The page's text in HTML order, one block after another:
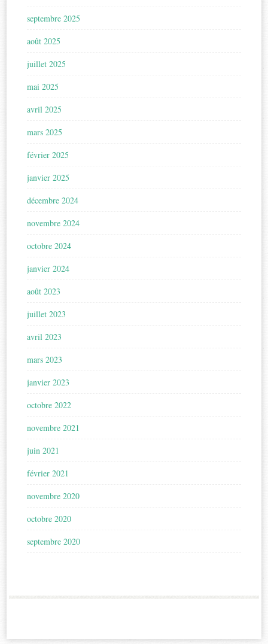
septembre 2025
août 2025
juillet 2025
mai 2025
avril 2025
mars 2025
février 2025
janvier 2025
décembre 2024
novembre 2024
octobre 2024
janvier 2024
août 2023
juillet 2023
avril 2023
mars 2023
janvier 2023
octobre 2022
novembre 2021
juin 2021
février 2021
novembre 2020
octobre 2020
septembre 2020